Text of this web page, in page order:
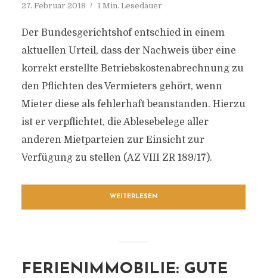
27. Februar 2018 1 Min. Lesedauer
Der Bundesgerichtshof entschied in einem
aktuellen Urteil, dass der Nachweis über eine
korrekt erstellte Betriebskostenabrechnung zu
den Pflichten des Vermieters gehört, wenn
Mieter diese als fehlerhaft beanstanden. Hierzu
ist er verpflichtet, die Ablesebelege aller
anderen Mietparteien zur Einsicht zur
Verfügung zu stellen (AZ VIII ZR 189/17).
WEITERLESEN
FERIENIMMOBILIE: GUTE